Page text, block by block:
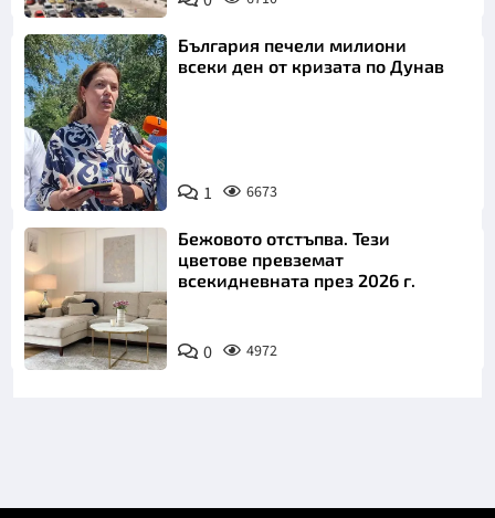
Снимка: БТА
България печели милиони
всеки ден от кризата по Дунав
1 6673
Бежовото отстъпва. Тези
цветове превземат
всекидневната през 2026 г.
0 4972